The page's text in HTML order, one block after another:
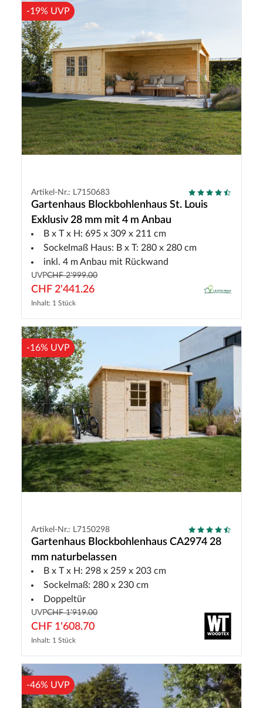
-19% UVP
Artikel-Nr.: L7150683
Gartenhaus Blockbohlenhaus St. Louis
Exklusiv 28 mm mit 4 m Anbau
B x T x H: 695 x 309 x 211 cm
Sockelmaß Haus: B x T: 280 x 280 cm
inkl. 4 m Anbau mit Rückwand
UVPCHF 2'999.00
CHF 2'441.26
Inhalt: 1 Stück
-16% UVP
Artikel-Nr.: L7150298
Gartenhaus Blockbohlenhaus CA2974 28
mm naturbelassen
B x T x H: 298 x 259 x 203 cm
Sockelmaß: 280 x 230 cm
Doppeltür
UVPCHF 1'919.00
CHF 1'608.70
Inhalt: 1 Stück
-46% UVP